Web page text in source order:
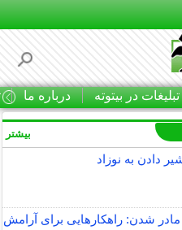
تبلیغات در بیتوته درباره ما
دادن به نوزاد
شدن: راهکارهایی برای آرامش
بیشتر